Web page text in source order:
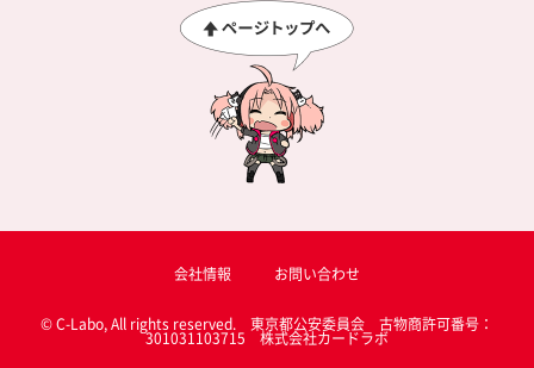
会社情報 お問い合わせ
© C-Labo, All rights reserved. 東京都公安委員会 古物商許可番号：
301031103715 株式会社カードラボ